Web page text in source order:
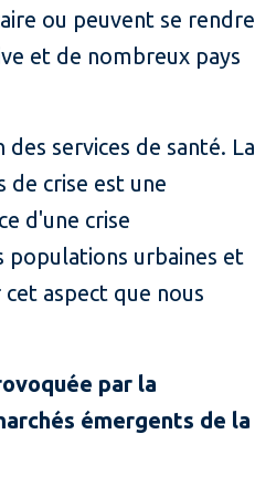
ou peuvent se rendre
et de nombreux pays
services de santé. La
de crise est une
d'une crise
urbaines et
aspect que nous
par la
émergents de la